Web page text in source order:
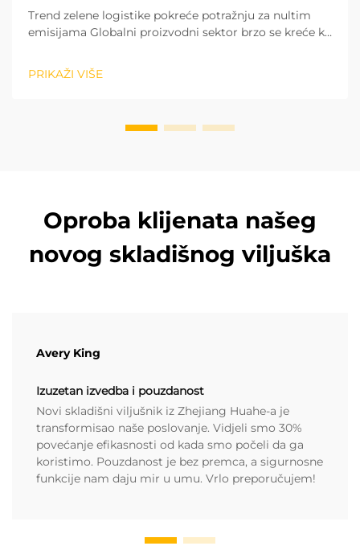
Trend zelene logistike pokreće potražnju za nultim
emisijama Globalni proizvodni sektor brzo se kreće ka
logistički procesi u fabrikama su ključni za postizanje
ugljen-neutralnosti. Opera...
PRIKAŽI VIŠE
Oproba klijenata našeg
novog skladišnog viljuška
Avery King
Izuzetan izvedba i pouzdanost
Novi skladišni viljušnik iz Zhejiang Huahe-a je
transformisao naše poslovanje. Vidjeli smo 30%
povećanje efikasnosti od kada smo počeli da ga
koristimo. Pouzdanost je bez premca, a sigurnosne
funkcije nam daju mir u umu. Vrlo preporučujem!